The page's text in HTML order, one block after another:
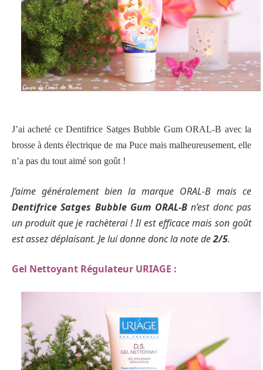
J’ai acheté ce Dentifrice Satges Bubble Gum ORAL-B avec la
brosse à dents électrique de ma Puce mais malheureusement, elle
n’a pas du tout aimé son goût !
J’aime généralement bien la marque ORAL-B mais ce
Dentifrice Satges Bubble Gum ORAL-Bn’est donc pas
un produit que je rachèterai ! Il est efficace mais son goût
est assez déplaisant. Je lui donne donc la note de2/5.
Gel Nettoyant Régulateur URIAGE :